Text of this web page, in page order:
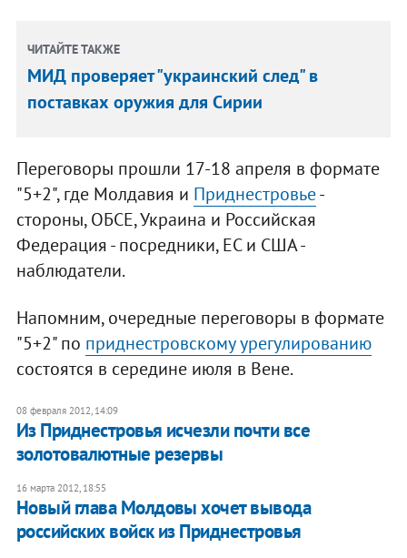
ЧИТАЙТЕ ТАКЖЕ
МИД проверяет "украинский след" в
поставках оружия для Сирии
Переговоры прошли 17-18 апреля в формате
"5+2", где Молдавия и Приднестровье-
стороны, ОБСЕ, Украина и Российская
Федерация - посредники, ЕС и США -
наблюдатели.
Напомним, очередные переговоры в формате
"5+2" по приднестровскому урегулированию
состоятся в середине июля в Вене.
08 февраля 2012, 14:09
Из Приднестровья исчезли почти все
золотовалютные резервы
16 марта 2012, 18:55
Новый глава Молдовы хочет вывода
российских войск из Приднестровья